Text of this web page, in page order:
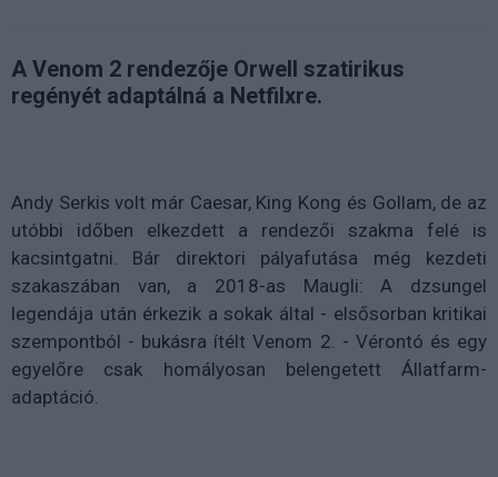
A Venom 2 rendezője Orwell szatirikus
regényét adaptálná a Netfilxre.
Andy Serkis volt már Caesar, King Kong és Gollam, de az
utóbbi időben elkezdett a rendezői szakma felé is
kacsintgatni. Bár direktori pályafutása még kezdeti
szakaszában van, a 2018-as Maugli: A dzsungel
legendája után érkezik a sokak által - elsősorban kritikai
szempontból - bukásra ítélt Venom 2. - Vérontó és egy
egyelőre csak homályosan belengetett Állatfarm-
adaptáció.